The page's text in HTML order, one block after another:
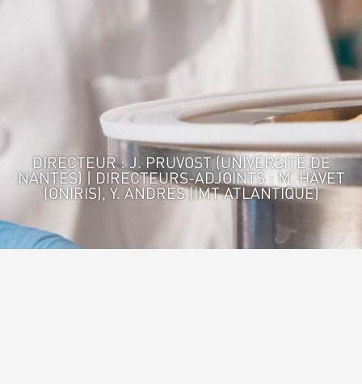
DIRECTEUR : J. PRUVOST (UNIVERSITÉ DE
NANTES) | DIRECTEURS-ADJOINTS : M. HAVET
(ONIRIS), Y. ANDRES (IMT ATLANTIQUE)
Accueil